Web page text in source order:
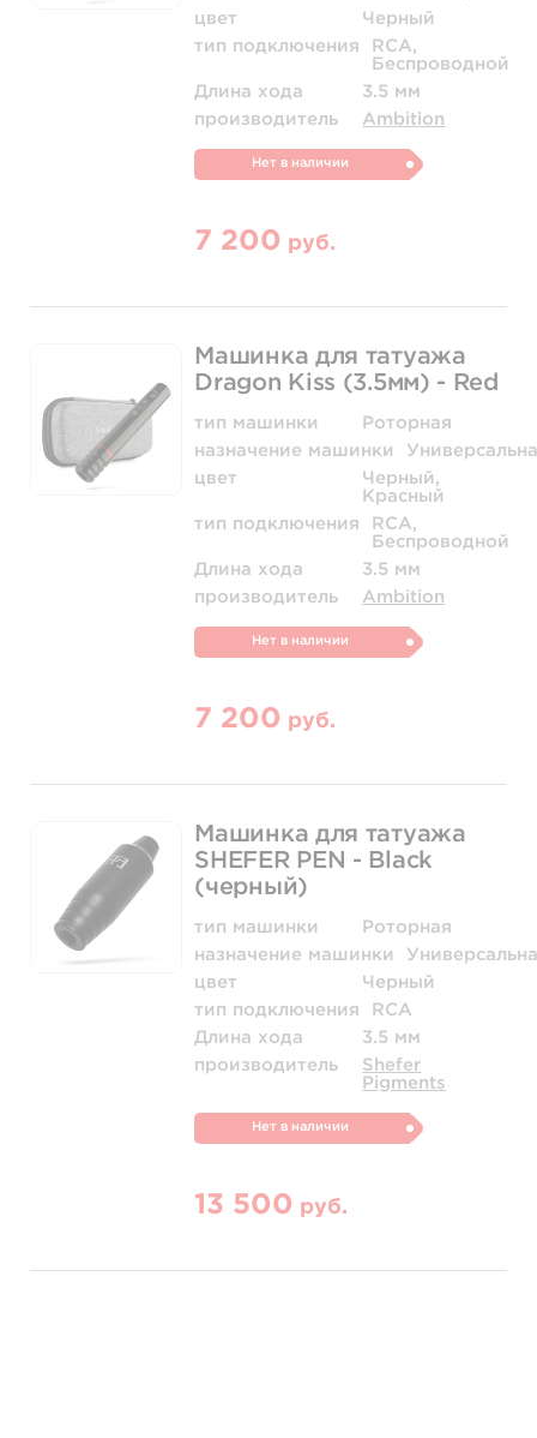
цвет
Черный
тип подключения
RCA,
Беспроводной
Длина хода
3.5 мм
производитель
Ambition
Нет в наличии
7 200 руб.
Машинка для татуажа
Dragon Kiss (3.5мм) - Red
тип машинки
Роторная
назначение машинки
цвет
Черный,
Красный
тип подключения
RCA,
Беспроводной
Длина хода
3.5 мм
производитель
Ambition
Нет в наличии
7 200 руб.
Машинка для татуажа
SHEFER PEN - Black
(черный)
тип машинки
Роторная
назначение машинки
цвет
Черный
тип подключения
RCA
Длина хода
3.5 мм
производитель
Shefer
Pigments
Нет в наличии
13 500 руб.